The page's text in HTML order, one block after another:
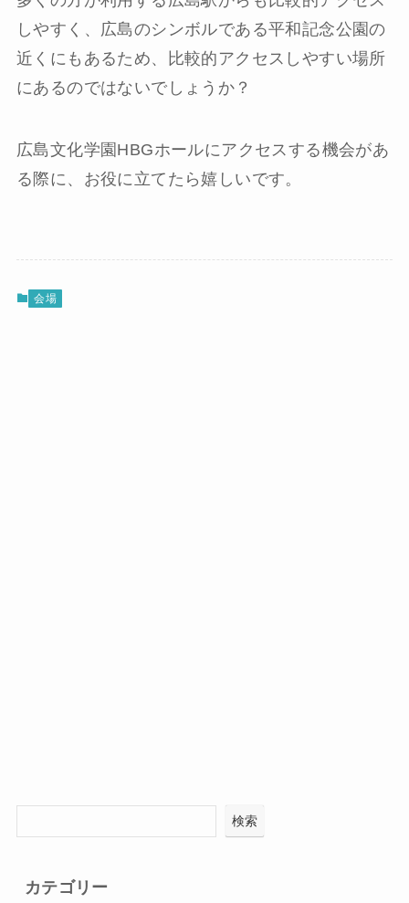
しやすく、広島のシンボルである平和記念公園の
近くにもあるため、比較的アクセスしやすい場所
にあるのではないでしょうか？
広島文化学園HBGホールにアクセスする機会があ
る際に、お役に立てたら嬉しいです。
会場
検索
カテゴリー